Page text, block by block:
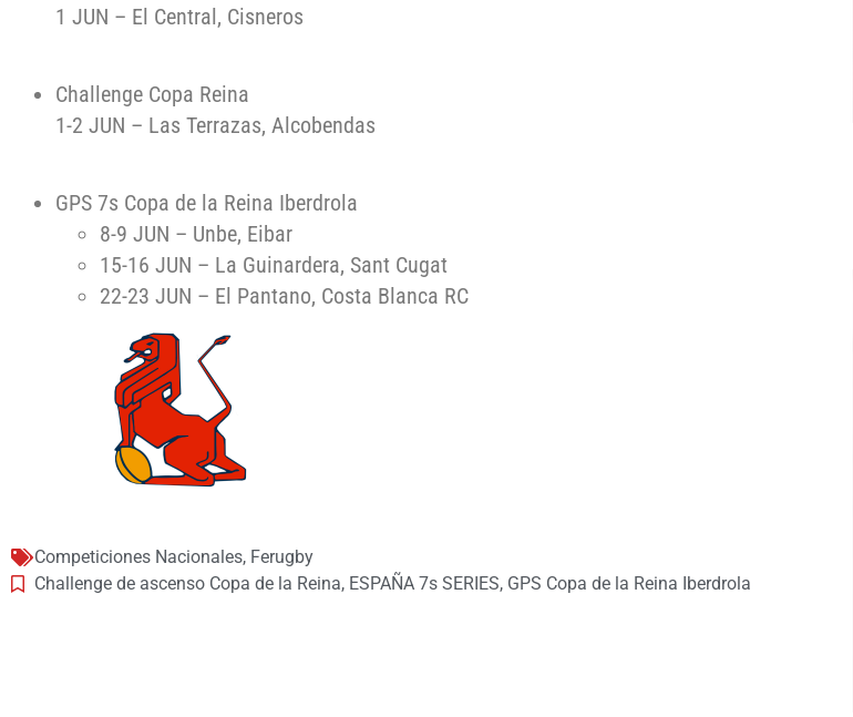
1 JUN – El Central, Cisneros
Challenge Copa Reina
1-2 JUN – Las Terrazas, Alcobendas
GPS 7s Copa de la Reina Iberdrola
8-9 JUN – Unbe, Eibar
15-16 JUN – La Guinardera, Sant Cugat
22-23 JUN – El Pantano, Costa Blanca RC
Competiciones Nacionales, Ferugby
Challenge de ascenso Copa de la Reina, ESPAÑA 7s SERIES, GPS Copa de la Reina Iberdrola